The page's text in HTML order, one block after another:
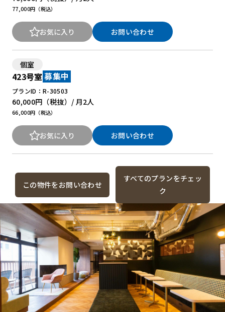
77,000円（税込）
お気に入り お問い合わせ
個室
423号室 募集中
プランID：R-30503
60,000円 （税抜）/ 月
66,000円（税込）
2人
お気に入り お問い合わせ
この物件をお問い合わせ
すべてのプランをチェッ
ク